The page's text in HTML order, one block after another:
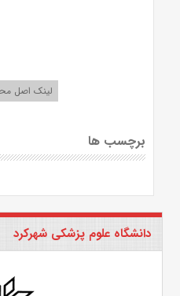
لینک اصل
برچسب ها
دانشگاه علوم پزشکی شهرکرد